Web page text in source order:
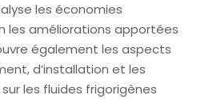
les économies
les améliorations apportées
également les aspects
d’installation et les
les fluides frigorigènes